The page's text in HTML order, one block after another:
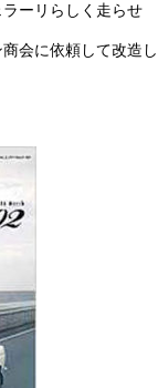
ーリらしく走らせ
会に依頼して改造し